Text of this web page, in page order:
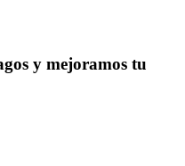
y mejoramos tu